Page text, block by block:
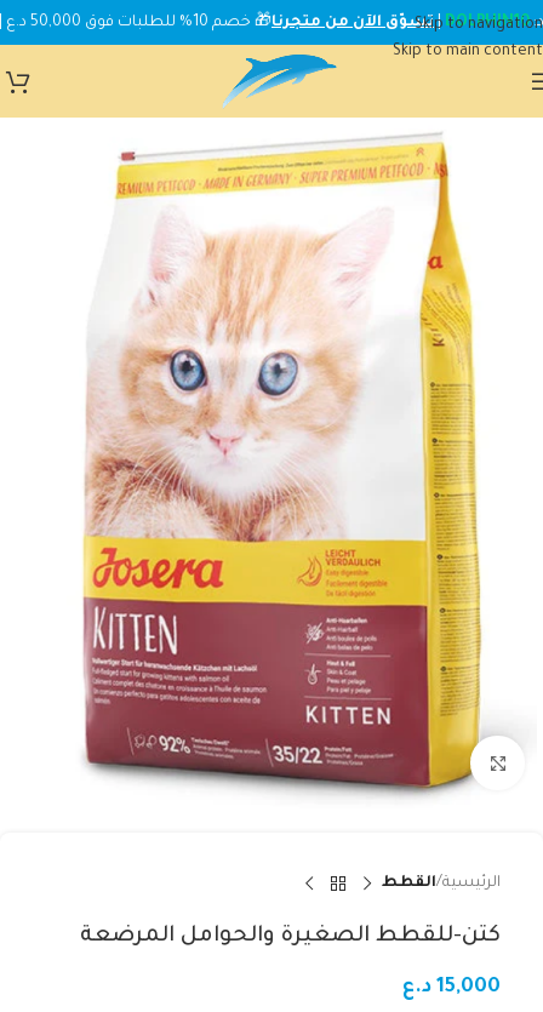
Skip to navigation
Skip to main content
DOLPHIN10
|تسوّق الآن من متجرنا🎁 خصم 10% للطلبات فوق 50,000 د.ع | استخدم الكود:
Click to enlarge
الرئيسية القطط
كتن-للقطط الصغيرة والحوامل المرضعة
15,000 د.ع